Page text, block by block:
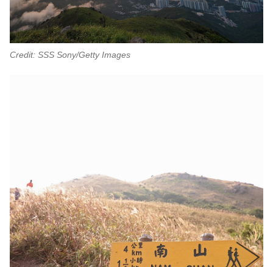
Credit: SSS Sony/Getty Images